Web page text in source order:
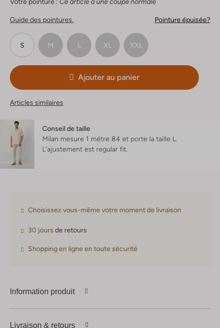
Guide des pointures. Pointure épuisée?
S M L XL XXL
Ajouter au panier
Articles similaires
Conseil de taille
Milan mesure 1 mètre 84 et porte la taille L.
L'ajustement est regular fit
Choisissez vous-même votre moment de livraison
30 jours de retours
Shopping en ligne en toute sécurité
Information produit
Livraison & retours